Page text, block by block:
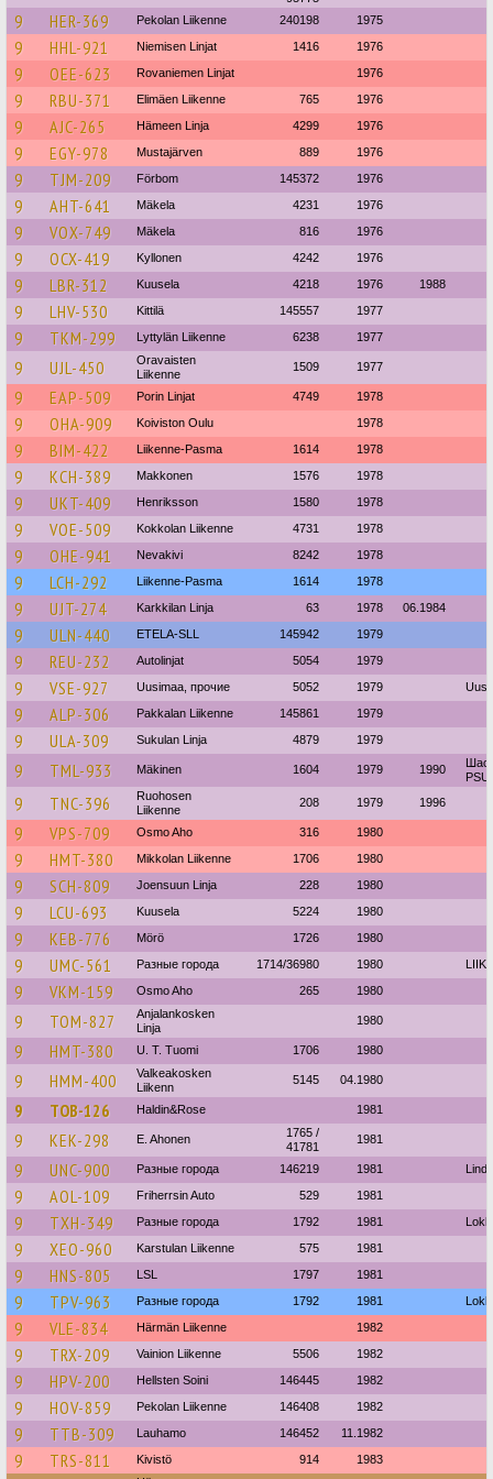
9 HER-369 Pekolan Liikenne 240198 1975
9 HHL-921 Niemisen Linjat 1416 1976
9 OEE-623 Rovaniemen Linjat 1976
9 RBU-371 Elimäen Liikenne 765 1976
9 AJC-265 Hämeen Linja 4299 1976
9 EGY-978 Mustajärven 889 1976
9 TJM-209 Förbom 145372 1976
9 AHT-641 Mäkela 4231 1976
9 VOX-749 Mäkela 816 1976
9 OCX-419 Kyllonen 4242 1976
9 LBR-312 Kuusela 4218 1976 1988
9 LHV-530 Kittilä 145557 1977
9 TKM-299 Lyttylän Liikenne 6238 1977
9 UJL-450
Oravaisten
Liikenne
1509 1977
9 EAP-509 Porin Linjat 4749 1978
9 OHA-909 Koiviston Oulu 1978
9 BIM-422 Liikenne-Pasma 1614 1978
9 KCH-389 Makkonen 1576 1978
9 UKT-409 Henriksson 1580 1978
9 VOE-509 Kokkolan Liikenne 4731 1978
9 OHE-941 Nevakivi 8242 1978
9 LCH-292 Liikenne-Pasma 1614 1978
9 UJT-274 Karkkilan Linja 63 1978 06.1984
9 ULN-440 ETELA-SLL 145942 1979
9 REU-232 Autolinjat 5054 1979
9 VSE-927 Uusimaa, прочие 5052 1979
9 ALP-306 Pakkalan Liikenne 145861 1979
9 ULA-309 Sukulan Linja 4879 1979
9 TML-933 Mäkinen 1604 1979 1990
9 TNC-396
Ruohosen
Liikenne
208 1979 1996
9 VPS-709 Osmo Aho 316 1980
9 HMT-380 Mikkolan Liikenne 1706 1980
9 SCH-809 Joensuun Linja 228 1980
9 LCU-693 Kuusela 5224 1980
9 KEB-776 Mörö 1726 1980
9 UMC-561 Разные города 1714/36980 1980
9 VKM-159 Osmo Aho 265 1980
9 TOM-827
Anjalankosken
Linja
1980
9 HMT-380 U. T. Tuomi 1706 1980
9 HMM-400
Valkeakosken
Liikenn
5145 04.1980
9 TOB-126 Haldin&Rose 1981
9 KEK-298 E. Ahonen
1765 /
41781
1981
9 UNC-900 Разные города 146219 1981
9 AOL-109 Friherrsin Auto 529 1981
9 TXH-349 Разные города 1792 1981
9 XEO-960 Karstulan Liikenne 575 1981
9 HNS-805 LSL 1797 1981
9 TPV-963 Разные города 1792 1981
9 VLE-834 Härmän Liikenne 1982
9 TRX-209 Vainion Liikenne 5506 1982
9 HPV-200 Hellsten Soini 146445 1982
9 HOV-859 Pekolan Liikenne 146408 1982
9 TTB-309 Lauhamo 146452 11.1982
9 TRS-811 Kivistö 914 1983